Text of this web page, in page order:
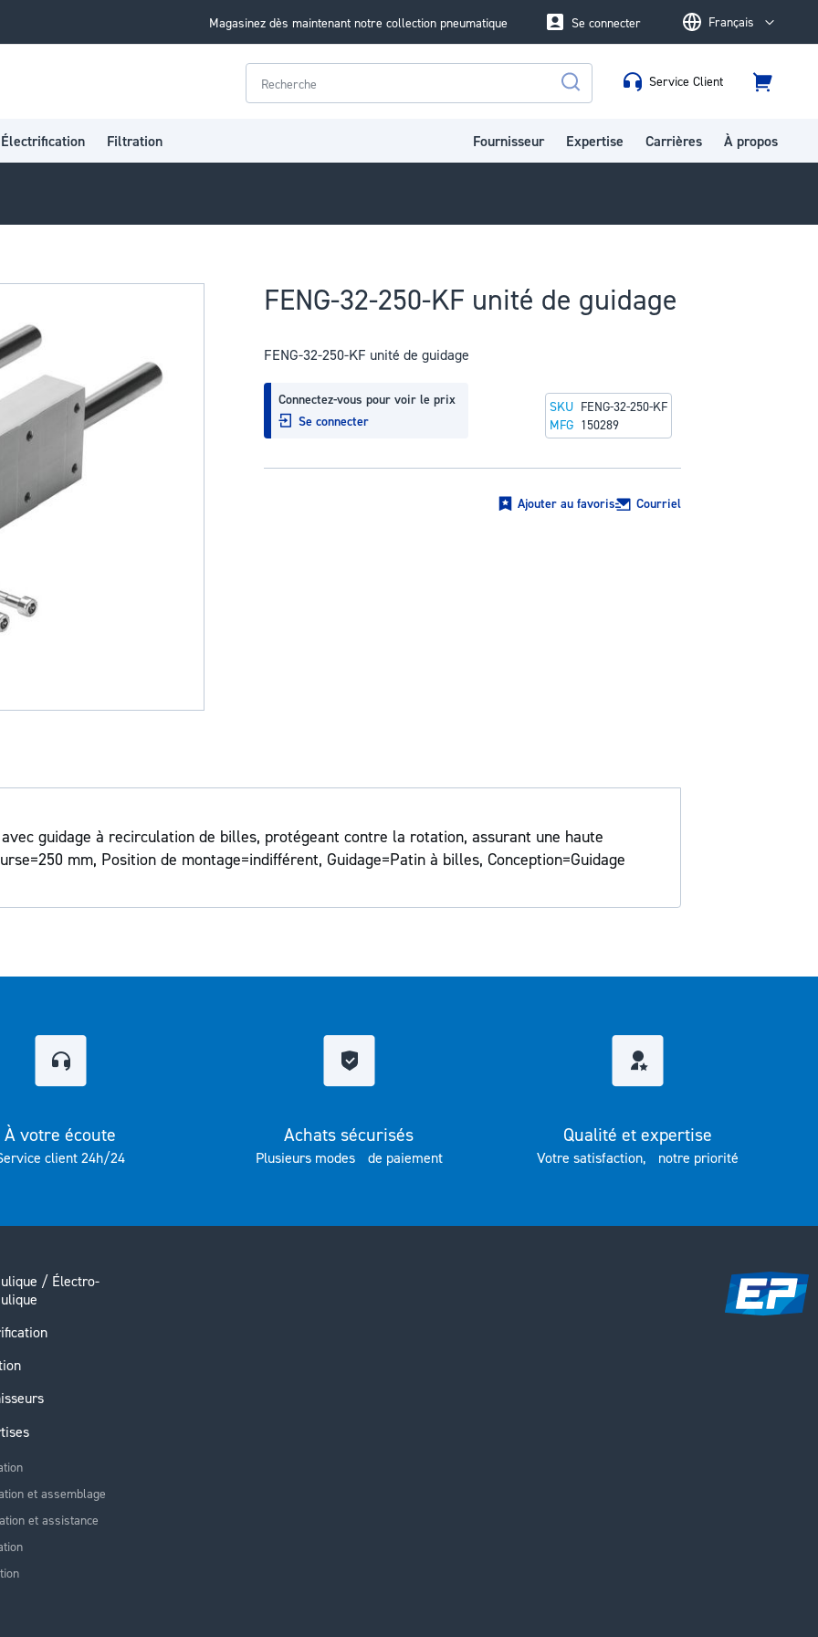
Magasinez dès maintenant notre collection pneumatique LanguageFrançais
Se connecter
Rechercher
Service Client
Panier
Électrification Filtration Fournisseur Expertise Carrières À propos
FENG-32-250-KF unité de guidage
FENG-32-250-KF unité de guidage
Connectez-vous pour voir le prix
Se connecter
SKU FENG-32-250-KF
MFG 150289
Ajouter au favoris Courriel
avec guidage à recirculation de billes, protégeant contre la rotation, assurant une haute
mm, Position de montage=indifférent, Guidage=Patin à billes, Conception=Guidage
À votre écoute
client 24h/24
Achats sécurisés
Plusieurs modes de paiement
Qualité et expertise
Votre satisfaction, notre priorité
/ Électro-
et assemblage
et assistance